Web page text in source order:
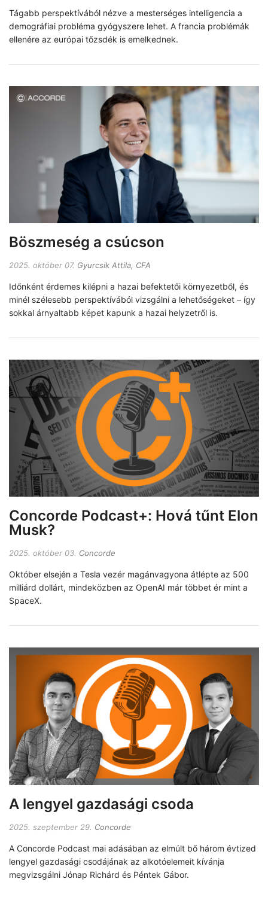
Tágabb perspektívából nézve a mesterséges intelligencia a
demográfiai probléma gyógyszere lehet. A francia problémák
ellenére az európai tőzsdék is emelkednek.
Böszmeség a csúcson
2025. október 07. Gyurcsik Attila, CFA
Időnként érdemes kilépni a hazai befektetői környezetből, és
minél szélesebb perspektívából vizsgálni a lehetőségeket – így
sokkal árnyaltabb képet kapunk a hazai helyzetről is.
Concorde Podcast+: Hová tűnt Elon
Musk?
2025. október 03. Concorde
Október elsején a Tesla vezér magánvagyona átlépte az 500
milliárd dollárt, mindeközben az OpenAI már többet ér mint a
SpaceX.
A lengyel gazdasági csoda
2025. szeptember 29. Concorde
A Concorde Podcast mai adásában az elmúlt bő három évtized
lengyel gazdasági csodájának az alkotóelemeit kívánja
megvizsgálni Jónap Richárd és Péntek Gábor.